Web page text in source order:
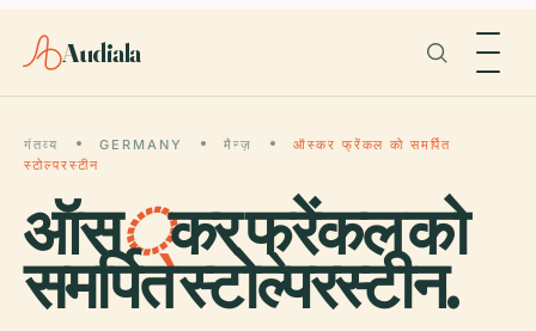
Audiala
गंतव्य GERMANY मैन्ज़
ऑस्कर फ्रेंकल को समर्पित
स्टोल्परस्टीन
ऑस्कर फ्रेंकल को
समर्पित स्टोल्परस्टीन.